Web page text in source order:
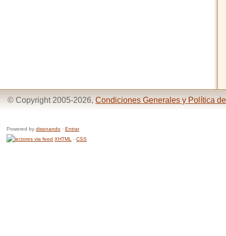
© Copyright 2005-2026, Condiciones Generales y Política
Powered by disenando · Entrar
XHTML
- CSS